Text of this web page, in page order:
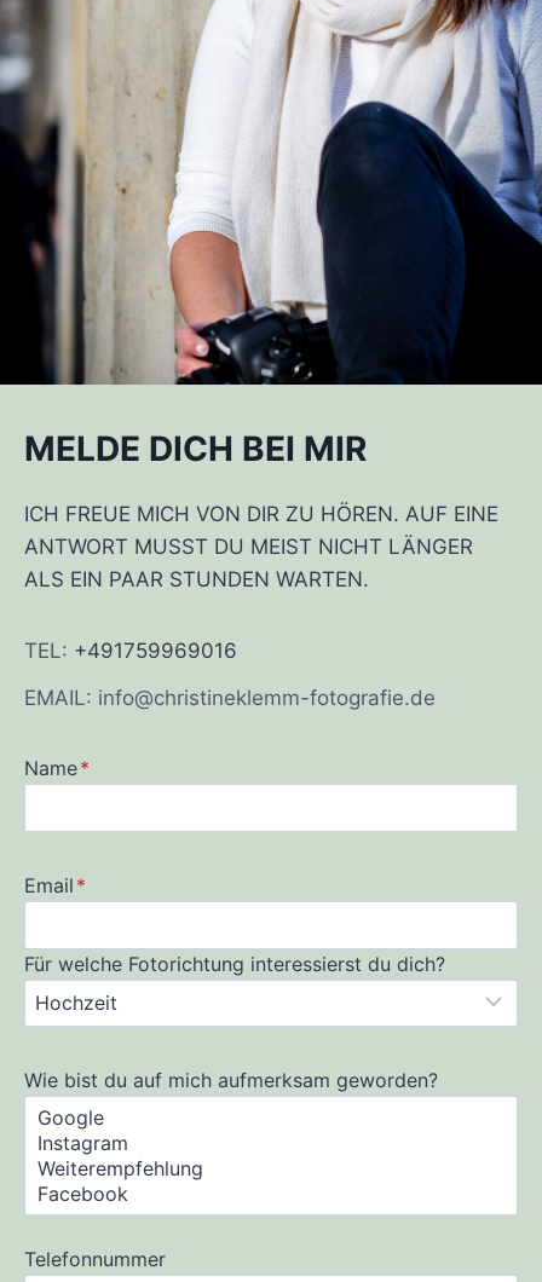
MELDE DICH BEI MIR
ICH FREUE MICH VON DIR ZU HÖREN. AUF EINE
ANTWORT MUSST DU MEIST NICHT LÄNGER
ALS EIN PAAR STUNDEN WARTEN.
TEL: +491759969016
EMAIL: info@christineklemm-fotografie.de
Name*
Email *
Für welche Fotorichtung interessierst du dich?
Wie bist du auf mich aufmerksam geworden?
Telefonnummer